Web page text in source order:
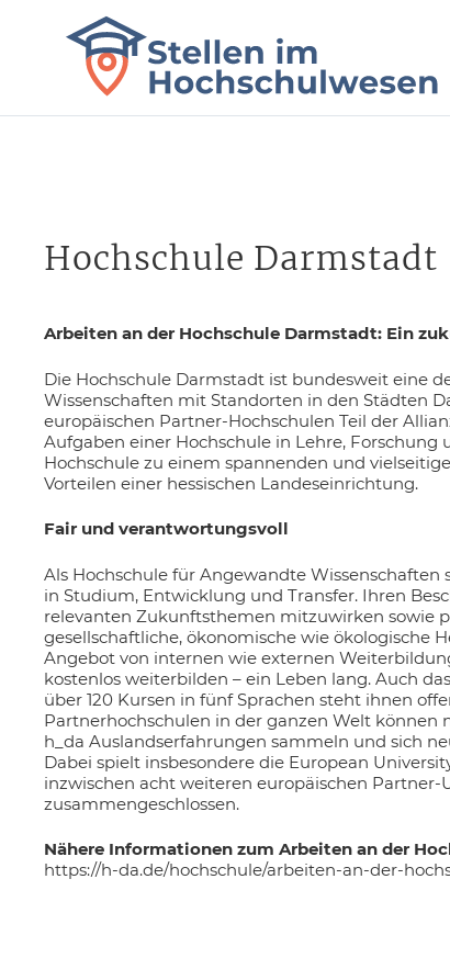
Hochschule Darmstadt
Arbeiten an der Hochschule Darmstadt: Ein
Die Hochschule Darmstadt ist bundesweit eine
Wissenschaften mit Standorten in den Städten
europäischen Partner-Hochschulen Teil der
Aufgaben einer Hochschule in Lehre,
Hochschule zu einem spannenden und
Vorteilen einer hessischen Landeseinrichtung.
Fair und verantwortungsvoll
Als Hochschule für Angewandte
in Studium, Entwicklung und Transfer. Ihren
relevanten Zukunftsthemen mitzuwirken sowie
gesellschaftliche, ökonomische wie ökologische
Angebot von internen wie externen
kostenlos weiterbilden – ein Leben lang. Auch
über 120 Kursen in fünf Sprachen steht ihnen
Partnerhochschulen in der ganzen Welt
h_da Auslandserfahrungen sammeln und sich
Dabei spielt insbesondere die European
inzwischen acht weiteren europäischen
zusammengeschlossen.
Nähere Informationen zum Arbeiten an der
https://h-da.de/hochschule/arbeiten-an-der-